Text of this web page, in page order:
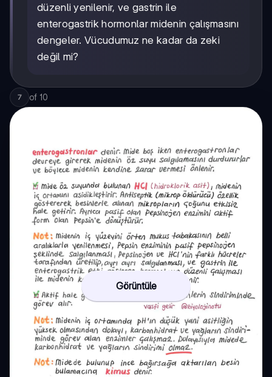
düzenli yenilenir, ve gastrin ile
enterogastrik hormonlar midenin çalışmasını
dengeler. Vücudumuz ne kadar da zeki
değil mi?
7 of 10
Görüntüle